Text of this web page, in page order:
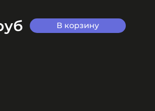
В корзину